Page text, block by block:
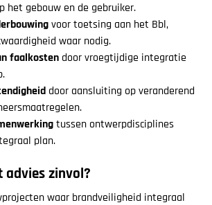
het gebouw en de gebruiker.
voor toetsing aan het Bbl,
waar nodig.
faalkostendoor vroegtijdige integratie
door aansluiting op veranderend
tussen ontwerpdisciplines
plan.
advies zinvol?
waar brandveiligheid integraal